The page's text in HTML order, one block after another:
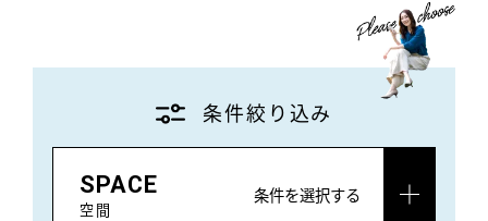
条件絞り込み
SPACE
空間
条件を選択する